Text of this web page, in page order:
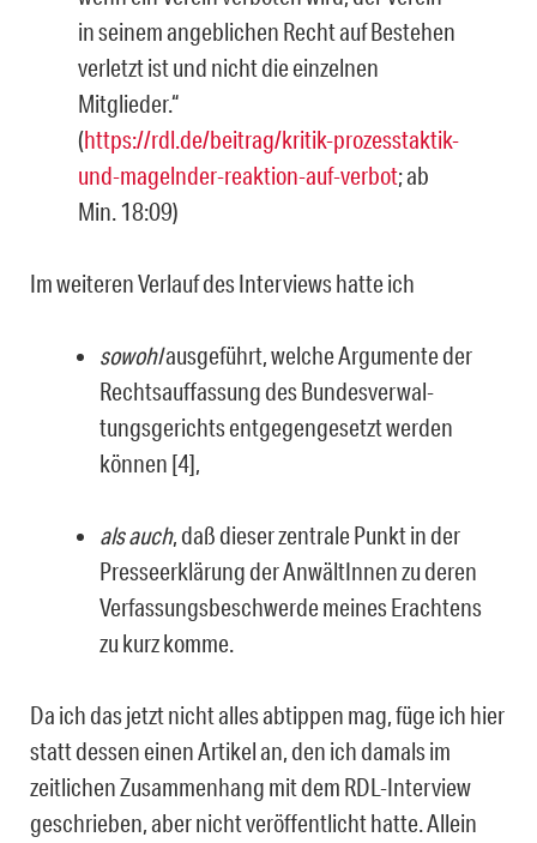
in seinem angeblichen Recht auf Bestehen
verletzt ist und nicht die einzelnen
Mitglieder.“
(https://rdl.de/beitrag/kritik-prozesstaktik-
und-magelnder-reaktion-auf-verbot; ab
Min. 18:09)
Im weiteren Verlauf des Interviews hatte ich
sowohlausgeführt, welche Argumente der
Rechtsauffassung des Bundesverwal­
tungsgerichts entgegengesetzt werden
können [4],
als auch, daß dieser zentrale Punkt in der
Presseerklärung der AnwältInnen zu de­ren
Verfassungsbeschwerde meines Erachtens
zu kurz komme.
Da ich das jetzt nicht alles abtippen mag, füge ich hier
statt dessen einen Artikel an, den ich damals im
zeitlichen Zusammenhang mit dem RDL-Interview
geschrieben, aber nicht veröffentlicht hatte. Allein